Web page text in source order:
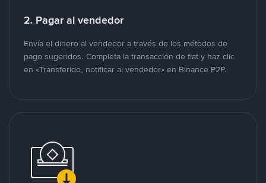
2. Pagar al vendedor
Envía el dinero al vendedor a través de los métodos de
pago sugeridos. Completa la transacción de fiat y haz clic
en «Transferido, notificar al vendedor» en Binance P2P.